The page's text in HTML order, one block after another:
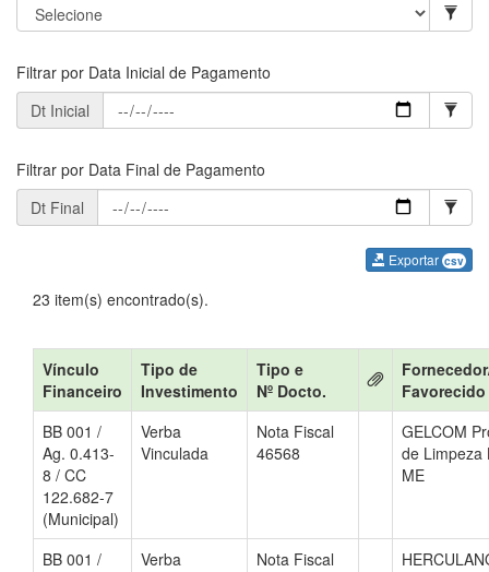
Filtrar por Data Inicial de Pagamento
Dt Inicial
Filtrar por Data Final de Pagamento
Dt Final
Exportar csv
23 item(s) encontrado(s).
Vínculo
Financeiro
Tipo de
Investimento
Tipo e
Nº Docto.
Favorecido
BB 001 /
Ag. 0.413-
8 / CC
122.682-7
(Municipal)
Verba
Vinculada
Nota Fiscal
46568
GELCOM
de Limpeza
ME
BB 001 /
Verba
Nota Fiscal